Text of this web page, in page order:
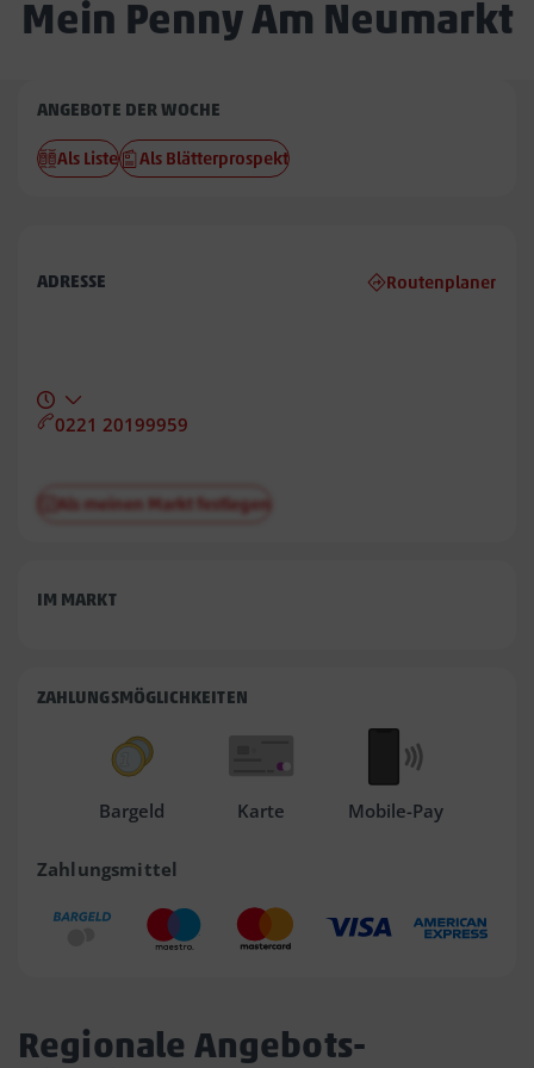
Mein Penny Am Neumarkt
Penny
Am
Neumarkt
ANGEBOTE DER WOCHE
Als Liste Als Blätterprospekt
ADRESSE Routenplaner
0221 20199959
Als meinen Markt festlegen
IM MARKT
ZAHLUNGSMÖGLICHKEITEN
Bargeld Karte Mobile-Pay
Zahlungsmittel
Regionale Angebots-